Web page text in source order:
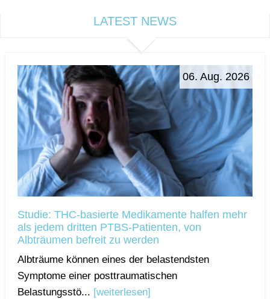
LATEST NEWS
06. Aug. 2026
Studie: THC-basierte Medikamente halfen mehr
als jedem dritten PTBS-Patienten, von
Albträumen befreit zu werden
Albträume können eines der belastendsten
Symptome einer posttraumatischen
Belastungsstö... [weiterlesen]